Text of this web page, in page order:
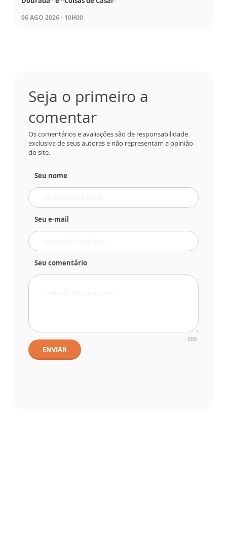
06 AGO 2026 - 10H00
Seja o primeiro a
comentar
Os comentários e avaliações são de responsabilidade
exclusiva de seus autores e não representam a opinião
do site.
Seu nome
Seu e-mail
Seu comentário
500
ENVIAR